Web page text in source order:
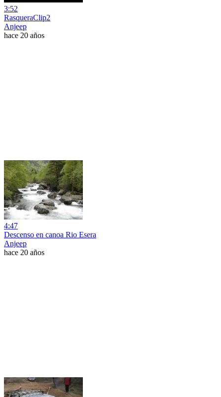
3:52
RasqueraClip2
Anjeep
hace 20 años
4:47
Descenso en canoa Rio Esera
Anjeep
hace 20 años